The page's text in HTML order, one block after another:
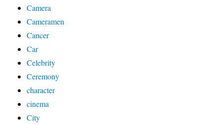
Camera
Cameramen
Cancer
Car
Celebrity
Ceremony
character
cinema
City